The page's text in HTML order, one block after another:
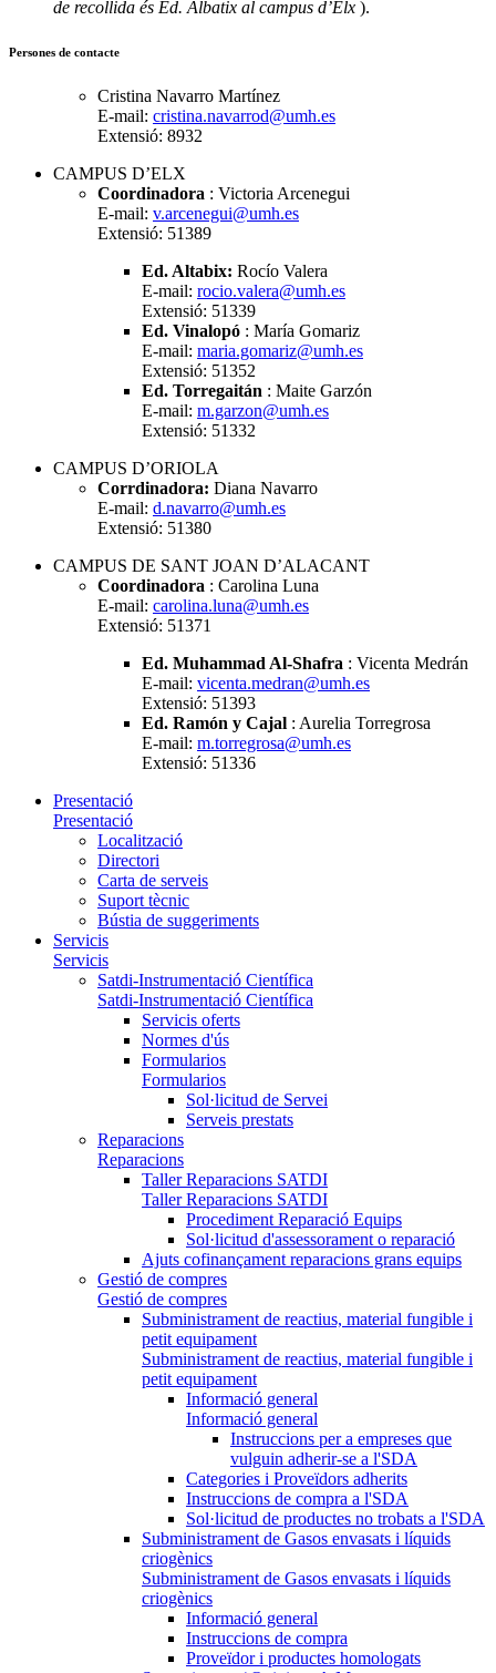
de recollida és Ed. Albatix al campus d’Elx ).
Persones de contacte
Cristina Navarro Martínez
E-mail: cristina.navarrod@umh.es
Extensió: 8932
CAMPUS D’ELX
Coordinadora : Victoria Arcenegui
E-mail: v.arcenegui@umh.es
Extensió: 51389
Ed. Altabix: Rocío Valera
E-mail: rocio.valera@umh.es
Extensió: 51339
Ed. Vinalopó : María Gomariz
E-mail: maria.gomariz@umh.es
Extensió: 51352
Ed. Torregaitán : Maite Garzón
E-mail: m.garzon@umh.es
Extensió: 51332
CAMPUS D’ORIOLA
Corrdinadora: Diana Navarro
E-mail: d.navarro@umh.es
Extensió: 51380
CAMPUS DE SANT JOAN D’ALACANT
Coordinadora : Carolina Luna
E-mail: carolina.luna@umh.es
Extensió: 51371
Ed. Muhammad Al-Shafra : Vicenta Medrán
E-mail: vicenta.medran@umh.es
Extensió: 51393
Ed. Ramón y Cajal : Aurelia Torregrosa
E-mail: m.torregrosa@umh.es
Extensió: 51336
Presentació
Presentació
Localització
Directori
Carta de serveis
Suport tècnic
Bústia de suggeriments
Servicis
Servicis
Satdi-Instrumentació Científica
Satdi-Instrumentació Científica
Servicis oferts
Normes d'ús
Formularios
Formularios
Sol·licitud de Servei
Serveis prestats
Reparacions
Reparacions
Taller Reparacions SATDI
Taller Reparacions SATDI
Procediment Reparació Equips
Sol·licitud d'assessorament o reparació
Ajuts cofinançament reparacions grans equips
Gestió de compres
Gestió de compres
Subministrament de reactius, material fungible i
petit equipament
Subministrament de reactius, material fungible i
petit equipament
Informació general
Informació general
Instruccions per a empreses que
vulguin adherir-se a l'SDA
Categories i Proveïdors adherits
Instruccions de compra a l'SDA
Sol·licitud de productes no trobats a l'SDA
Subministrament de Gasos envasats i líquids
criogènics
Subministrament de Gasos envasats i líquids
criogènics
Informació general
Instruccions de compra
Proveïdor i productes homologats